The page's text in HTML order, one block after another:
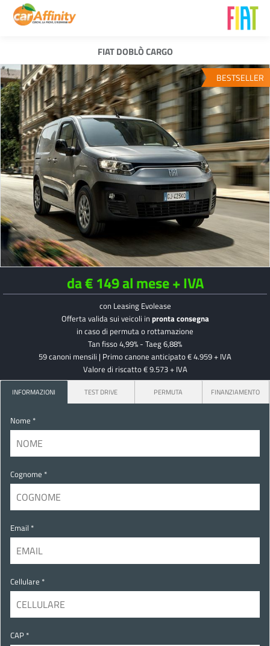
FIAT DOBLÒ CARGO
BESTSELLER
da € 149 al mese + IVA
con Leasing Evolease
Offerta valida sui veicoli inpronta consegna
in caso di permuta o rottamazione
Tan fisso 4,99% - Taeg 6,88%
59 canoni mensili | Primo canone anticipato € 4.959 + IVA
Valore di riscatto € 9.573 + IVA
INFORMAZIONI TEST DRIVE PERMUTA FINANZIAMENTO
Nome *
Cognome *
Email *
Cellulare *
CAP *